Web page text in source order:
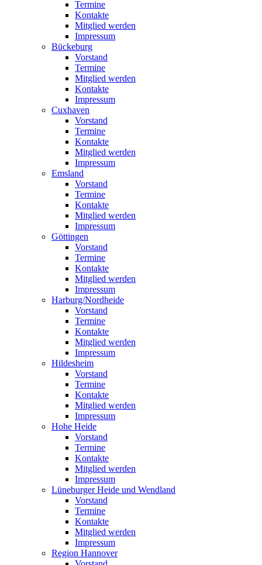
Termine
Kontakte
Mitglied werden
Impressum
Bückeburg
Vorstand
Termine
Mitglied werden
Kontakte
Impressum
Cuxhaven
Vorstand
Termine
Kontakte
Mitglied werden
Impressum
Emsland
Vorstand
Termine
Kontakte
Mitglied werden
Impressum
Göttingen
Vorstand
Termine
Kontakte
Mitglied werden
Impressum
Harburg/Nordheide
Vorstand
Termine
Kontakte
Mitglied werden
Impressum
Hildesheim
Vorstand
Termine
Kontakte
Mitglied werden
Impressum
Hohe Heide
Vorstand
Termine
Kontakte
Mitglied werden
Impressum
Lüneburger Heide und Wendland
Vorstand
Termine
Kontakte
Mitglied werden
Impressum
Region Hannover